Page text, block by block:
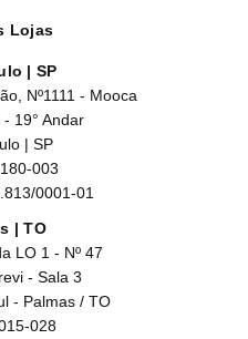
Lojas
| SP
Nº1111 - Mooca
19° Andar
| SP
003
0001-01
| TO
LO 1 - Nº 47
- Sala 3
- Palmas / TO
028